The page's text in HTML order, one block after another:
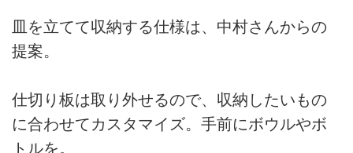
皿を立てて収納する仕様は、中村さんからの
提案。
仕切り板は取り外せるので、収納したいもの
に合わせてカスタマイズ。手前にボウルやボ
トルを。